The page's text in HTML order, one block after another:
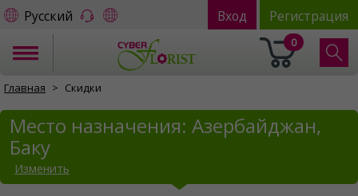
Русский Вход Регистрация
0
Главная Скидки
Место назначения: Азербайджан,
Баку
Изменить